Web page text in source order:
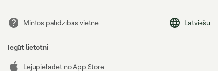
Mintos palīdzības vietne Latviešu
Iegūt lietotni
Lejupielādēt no App Store